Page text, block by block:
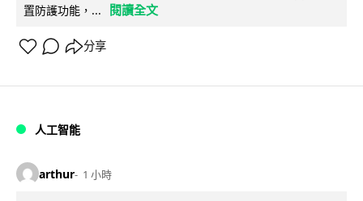
置防護功能，...
閱讀全文
分享
人工智能
arthur 1 小時